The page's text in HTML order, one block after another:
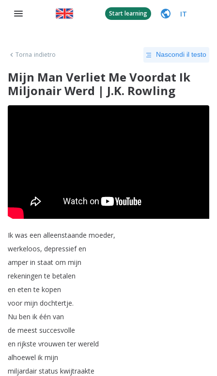
Start learning IT
Torna indietro Nascondi il testo
Mijn Man Verliet Me Voordat Ik
Miljonair Werd | J.K. Rowling
Ik was een alleenstaande moeder,
werkeloos, depressief en
amper in staat om mijn
rekeningen te betalen
en eten te kopen
voor mijn dochtertje.
Nu ben ik één van
de meest succesvolle
en rijkste vrouwen ter wereld
alhoewel ik mijn
miljardair status kwijtraakte